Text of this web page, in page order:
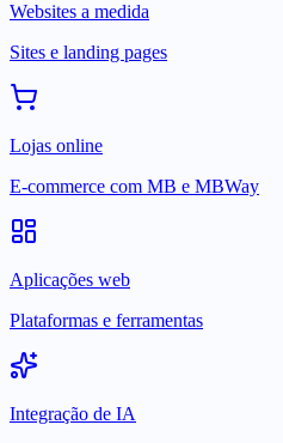
Websites a medida
Sites e landing pages
Lojas online
E-commerce com MB e MBWay
Aplicações web
Plataformas e ferramentas
Integração de IA